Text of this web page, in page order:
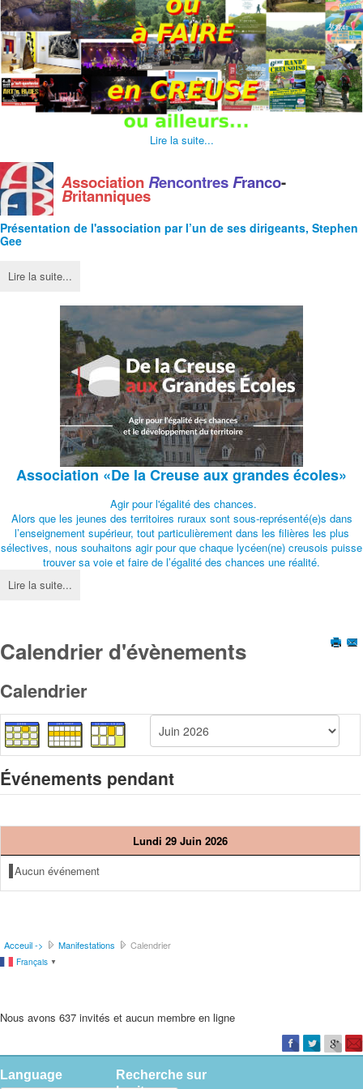
Lire la suite...
AssociationRencontresFranco-
Britanniques
Présentation de l'association par l’un de ses dirigeants, Stephen
Gee
Lire la suite...
Association «De la Creuse aux grandes écoles»
Agir pour l'égalité des chances.
Alors que les jeunes des territoires ruraux sont sous-représenté(e)s dans
l’enseignement supérieur, tout particulièrement dans les filières les plus
sélectives, nous souhaitons agir pour que chaque lycéen(ne) creusois puisse
trouver sa voie et faire de l’égalité des chances une réalité.
Lire la suite...
Calendrier d'évènements
Calendrier
Événements pendant
Lundi 29 Juin 2026
Aucun événement
Acceuil -> Manifestations Calendrier
Français ▼
Nous avons 637 invités et aucun membre en ligne
Language
Recherche sur